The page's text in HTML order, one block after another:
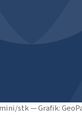
stk — Grafik: